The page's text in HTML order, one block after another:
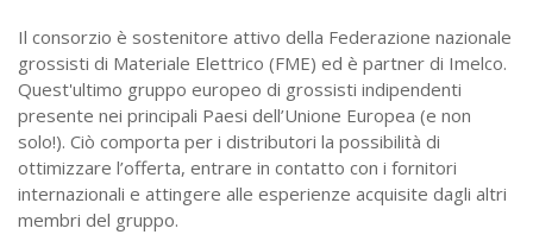
Il consorzio è sostenitore attivo della Federazione nazionale
grossisti di Materiale Elettrico (FME) ed è partner di Imelco.
Quest'ultimo gruppo europeo di grossisti indipendenti
presente nei principali Paesi dell’Unione Europea (e non
solo!). Ciò comporta per i distributori la possibilità di
ottimizzare l’offerta, entrare in contatto con i fornitori
internazionali e attingere alle esperienze acquisite dagli altri
membri del gruppo.